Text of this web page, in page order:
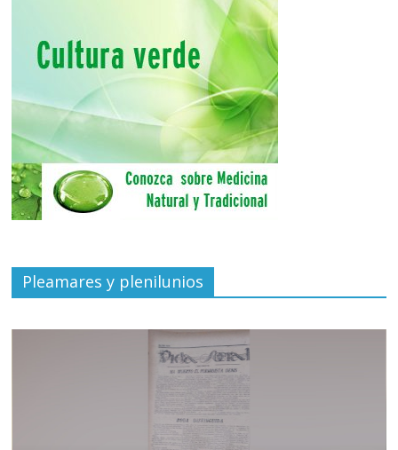
Pleamares y plenilunios